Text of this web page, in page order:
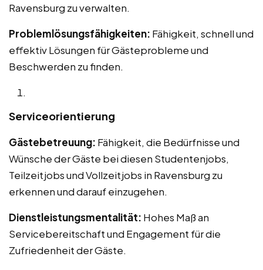
Ravensburg zu verwalten.
Problemlösungsfähigkeiten: Fähigkeit, schnell und
effektiv Lösungen für Gästeprobleme und
Beschwerden zu finden.
Serviceorientierung
Gästebetreuung: Fähigkeit, die Bedürfnisse und
Wünsche der Gäste bei diesen Studentenjobs,
Teilzeitjobs und Vollzeitjobs in Ravensburg zu
erkennen und darauf einzugehen.
Dienstleistungsmentalität: Hohes Maß an
Servicebereitschaft und Engagement für die
Zufriedenheit der Gäste.